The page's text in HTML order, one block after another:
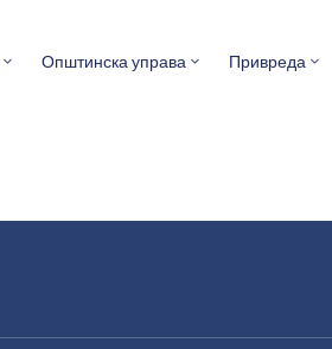
Општинска управа Привреда